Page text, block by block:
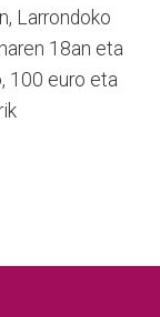
Larrondoko
18an eta
100 euro eta